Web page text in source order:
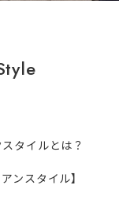
タイルとは？
ンスタイル】